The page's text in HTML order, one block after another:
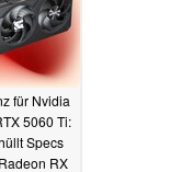
für Nvidia
5060 Ti:
Specs
RX